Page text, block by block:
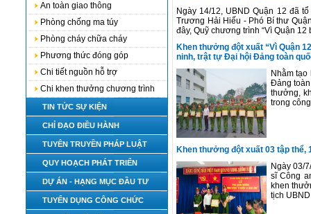
An toàn giao thông
Phòng chống ma túy
Phòng cháy chữa cháy
Phương thức đóng góp
Chi tiết nguồn hỗ trợ
Chi khen thưởng chương trình
TIN TỨC SỰ KIỆN
CHỈ ĐẠO ĐIỀU HÀNH
TUYÊN TRUYỀN PHÁP LUẬT
QUY HOẠCH PHÁT TRIỂN
DỰ ÁN - HẠNG MỤC ĐẦU TƯ
TUYỂN DỤNG CÔNG CHỨC
Ngày 14/12, UBND Quận 12 đã
Trương Hải Hiếu - Phó Bí thư
đây, Quỹ chương trình “Vì Quận
Khen thưởng đột xuất “Vì Quận
ninh, trật tự Đại hội Đảng toàn
Nhằm
Đảng
thưởng,
trong
Khen thưởng đột xuất 03 tập thể,
Ngày 03/
sĩ Công
khen
tịch